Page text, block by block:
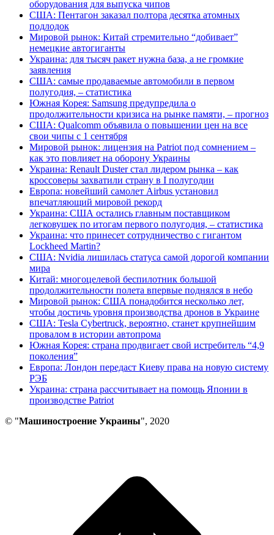
оборудования для выпуска чипов
США: Пентагон заказал полтора десятка атомных
подлодок
Мировой рынок: Китай стремительно “добивает”
немецкие автогиганты
Украина: для тысяч ракет нужна база, а не громкие
заявления
США: самые продаваемые автомобили в первом
полугодия, – статистика
Южная Корея: Samsung предупредила о
продолжительности кризиса на рынке памяти, – прогноз
США: Qualcomm объявила о повышении цен на все
свои чипы с 1 сентября
Мировой рынок: лицензия на Patriot под сомнением –
как это повлияет на оборону Украины
Украина: Renault Duster стал лидером рынка – как
кроссоверы захватили страну в I полугодии
Европа: новейший самолет Airbus установил
впечатляющий мировой рекорд
Украина: США остались главным поставщиком
легковушек по итогам первого полугодия, – статистика
Украина: что принесет сотрудничество с гигантом
Lockheed Martin?
США: Nvidia лишилась статуса самой дорогой компании
мира
Китай: многоцелевой беспилотник большой
продолжительности полета впервые поднялся в небо
Мировой рынок: США понадобится несколько лет,
чтобы достичь уровня производства дронов в Украине
США: Tesla Cybertruck, вероятно, станет крупнейшим
провалом в истории автопрома
Южная Корея: страна продвигает свой истребитель “4,9
поколения”
Европа: Лондон передаст Киеву права на новую систему
РЭБ
Украина: страна рассчитывает на помощь Японии в
производстве Patriot
© "Машиностроение Украины", 2020